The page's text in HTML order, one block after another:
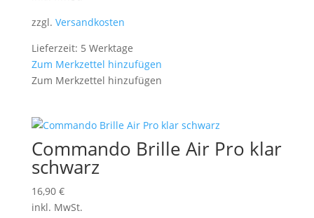
zzgl. Versandkosten
Lieferzeit: 5 Werktage
Zum Merkzettel hinzufügen
Zum Merkzettel hinzufügen
Commando Brille Air Pro klar
schwarz
16,90 €
inkl. MwSt.